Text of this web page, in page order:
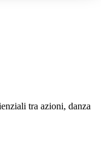
tra azioni, danza